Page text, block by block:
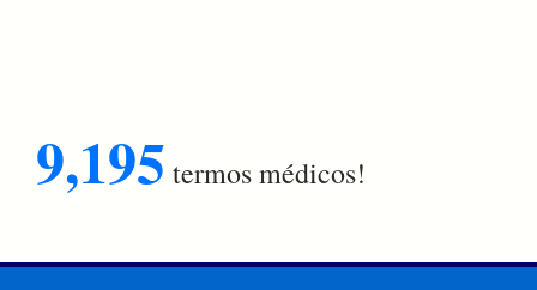
9,195 termos médicos!